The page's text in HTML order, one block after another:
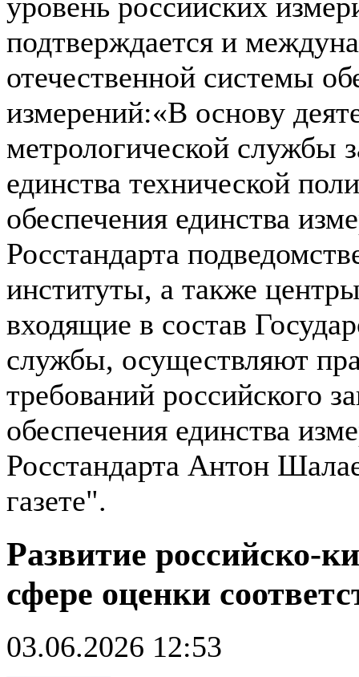
уровень российских
подтверждается и
отечественной системы
измерений:«В основу
метрологической службы
единства технической
обеспечения единства
Росстандарта
институты, а также
входящие в состав
службы, осуществляют
требований российского
обеспечения единства
Росстандарта Антон
газете".
Развитие российско-
сфере оценки
03.06.2026 12:53